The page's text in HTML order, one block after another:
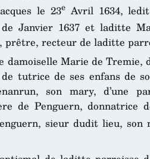
le 23eAvril 1634,
Janvier 1637 et laditte
prêtre, recteur de laditte
damoiselle Marie de Tremie,
tutrice de ses enfans de
son mary, d’une
de Penguern, donnatrice
sieur dudit lieu,